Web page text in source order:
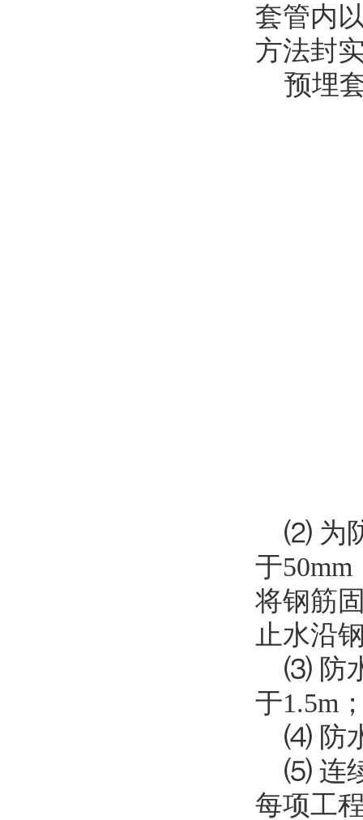
套管内
方法封
预埋
⑵ 为防
于
将钢筋
止水沿
⑶ 防水
于1.5m
⑷ 防水
⑸ 连续
每项工